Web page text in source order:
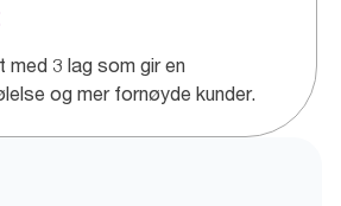
med 3 lag som gir en
og mer fornøyde kunder.